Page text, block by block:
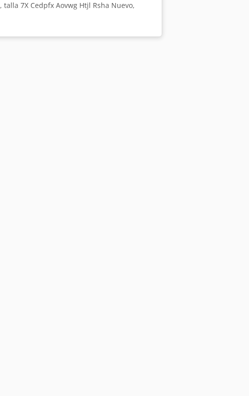
talla 7X Cedpfx Aovwg Htjl Rsha Nuevo,